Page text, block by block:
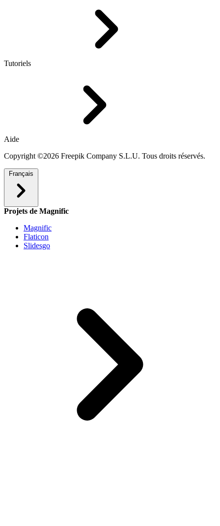
Tutoriels
Aide
Copyright ©2026 Freepik Company S.L.U. Tous droits réservés.
Français
Projets de Magnific
Magnific
Flaticon
Slidesgo